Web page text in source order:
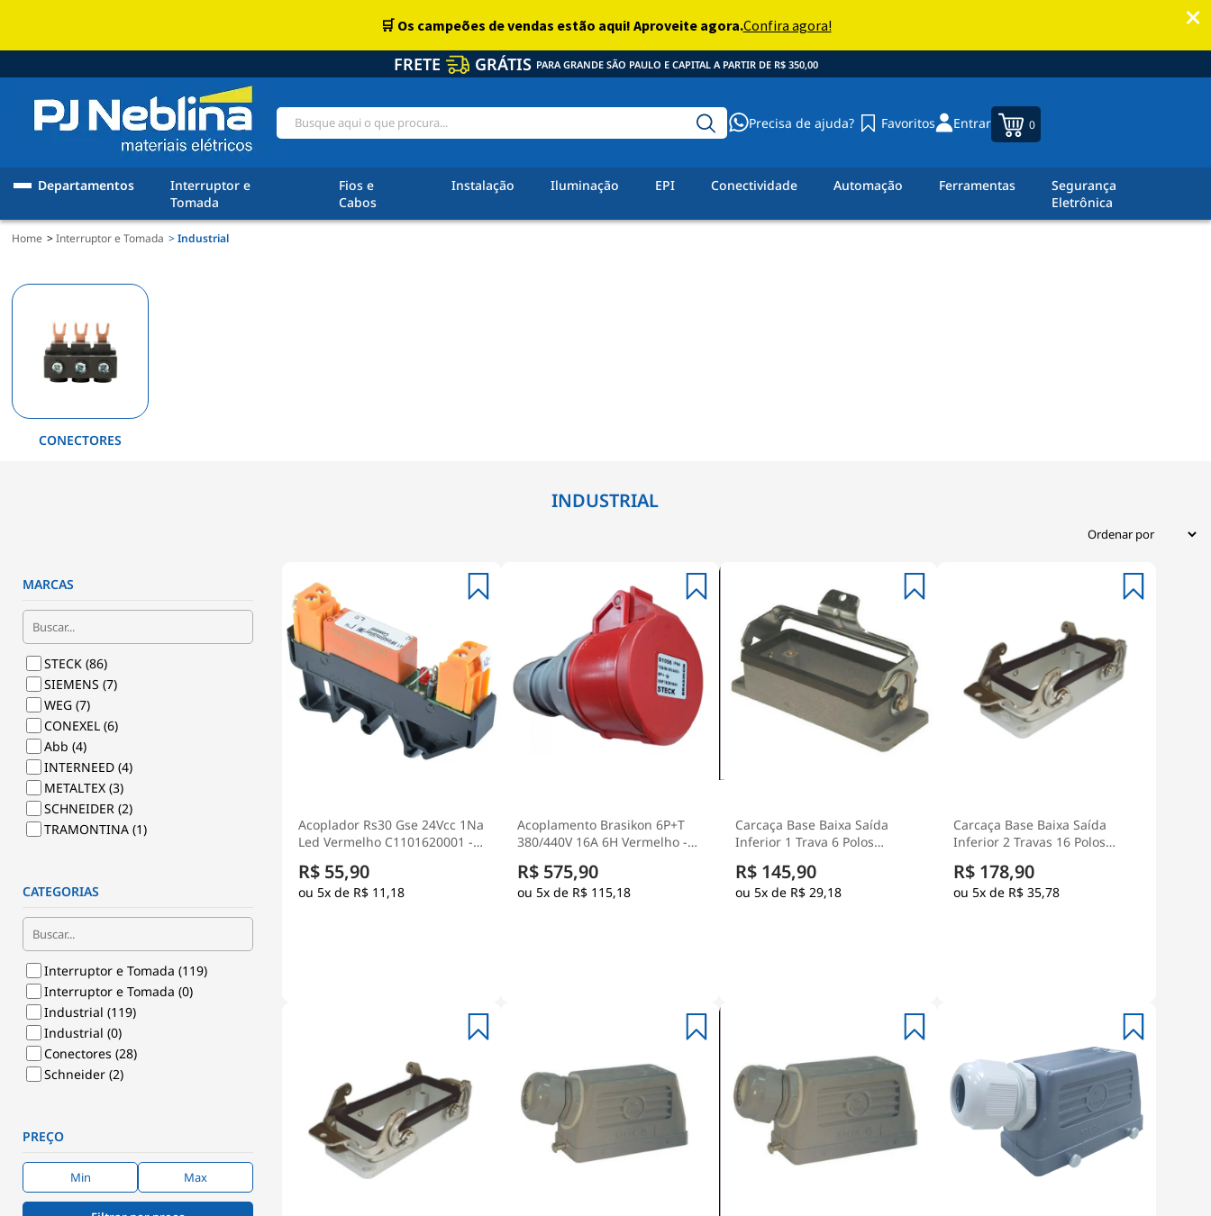
FRETE GRÁTIS PARA GRANDE SÃO PAULO E CAPITAL A PARTIR DE R$ 350,00
Precisa de ajuda? Favoritos Entrar 0
Departamentos
Interruptor e
Tomada
Fios e
Cabos
Instalação Iluminação EPI Conectividade Automação Ferramentas
Segurança
Eletrônica
Home Interruptor e Tomada Industrial
CONECTORES
INDUSTRIAL
MARCAS
STECK(86)
SIEMENS(7)
WEG(7)
CONEXEL(6)
Abb(4)
INTERNEED(4)
METALTEX(3)
SCHNEIDER(2)
TRAMONTINA(1)
CATEGORIAS
Interruptor e Tomada(119)
Interruptor e Tomada(0)
Industrial(119)
Industrial(0)
Conectores(28)
Schneider(2)
PREÇO
Acoplador Rs30 Gse 24Vcc 1Na
Led Vermelho C1101620001 -
R$ 55,90
5x de R$ 11,18
Acoplamento Brasikon 6P+T
380/440V 16A 6H Vermelho -
R$ 575,90
5x de R$ 115,18
Carcaça Base Baixa Saída
Inferior 1 Trava 6 Polos
Múltipla - Steck
R$ 145,90
5x de R$ 29,18
Carcaça Base Baixa Saída
Inferior 2 Travas 16 Polos
Múltipla - Steck
R$ 178,90
5x de R$ 35,78